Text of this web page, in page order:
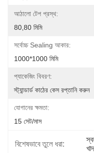
আঠালো টেপ প্রস্থ:
80,80 মিমি
সর্বোচ্চ Sealing আকার:
1000*1000 মিমি
প্যাকেজিং বিবরণ:
স্ট্যান্ডার্ড কাঠের কেস রপ্তানি করুন
যোগানের ক্ষমতা:
15 সেট/মাস
বিশেষভাবে তুলে ধরা: